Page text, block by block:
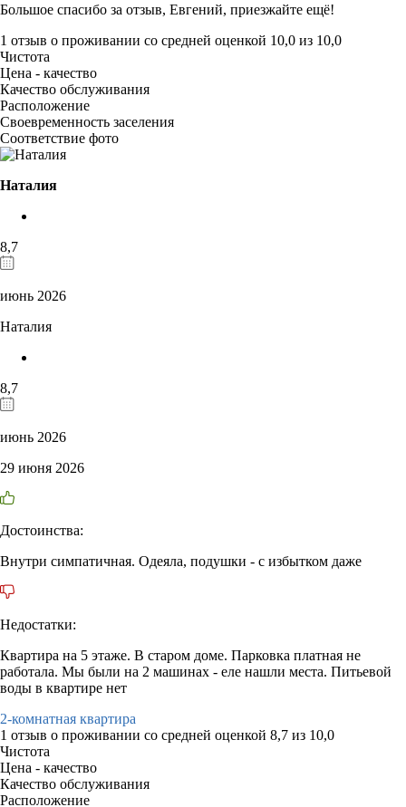
Большое спасибо за отзыв, Евгений, приезжайте ещё!
1 отзыв о проживании со средней оценкой 10,0 из 10,0
Чистота
Цена - качество
Качество обслуживания
Расположение
Своевременность заселения
Соответствие фото
Наталия
8,7
июнь 2026
Наталия
8,7
июнь 2026
29 июня 2026
Достоинства:
Внутри симпатичная. Одеяла, подушки - с избытком даже
Недостатки:
Квартира на 5 этаже. В старом доме. Парковка платная не
работала. Мы были на 2 машинах - еле нашли места. Питьевой
воды в квартире нет
2-комнатная квартира
1 отзыв о проживании со средней оценкой 8,7 из 10,0
Чистота
Цена - качество
Качество обслуживания
Расположение